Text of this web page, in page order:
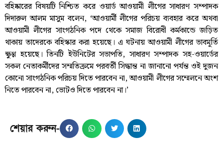
বহিষ্কারের বিষয়টি নিশ্চিত করে ওয়ার্ড আওয়ামী লীগের সাধারণ সম্পাদক
দিদারুল আলম মাসুম বলেন, ‘আওয়ার্মী লীগের পরিচয় ব্যবহার করে অথবা
আওয়ামী লীগের সাংগঠনিক পদে থেকে সমাজ বিরোধী কর্মকান্ডে জড়িত
থাকায় তাদেরকে বহিস্কার করা হয়েছে। এ ঘটনায় আওয়ামী লীগের ভাবমূর্তি
ক্ষুণ্ণ হয়েছে। তিনটি ইউনিটের সভাপতি, সাধারণ সম্পাদক সহ-ওয়ার্ডের
সকল নেতাকর্মীদের সম্মতিক্রমে পরবর্তী সিদ্ধান্ত না জানানো পর্যন্ত ওই দুজন
কোনো সাংগঠনিক পরিচয় দিতে পারবেন না, আওয়ামী লীগের সম্মেলনে অংশ
নিতে পারবেন না, ভোটও দিতে পারবেন না।’
শেয়ার করুন-